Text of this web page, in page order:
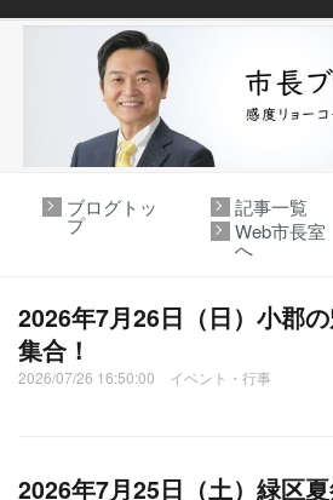
ブログトッ
プ
記事一覧
Web市長室
へ
2026年7月26日（日）小郡
集合！
2026/07/26 16:50:00 イベント・行事
2026年7月25日（土）緑区夏